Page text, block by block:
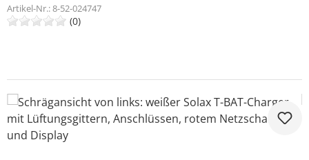
Artikel-Nr.:8-52-024747
(0)
Bildergalerie überspringen